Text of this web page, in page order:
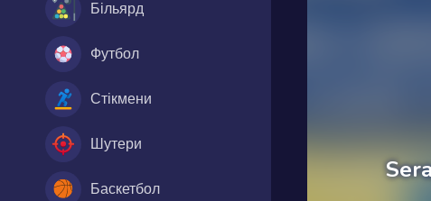
Більярд
Футбол
Стікмени
Шутери
Баскетбол